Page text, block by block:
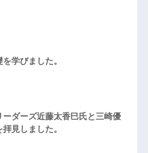
学びました。
ーダーズ近藤太香巳氏と三崎優
見しました。